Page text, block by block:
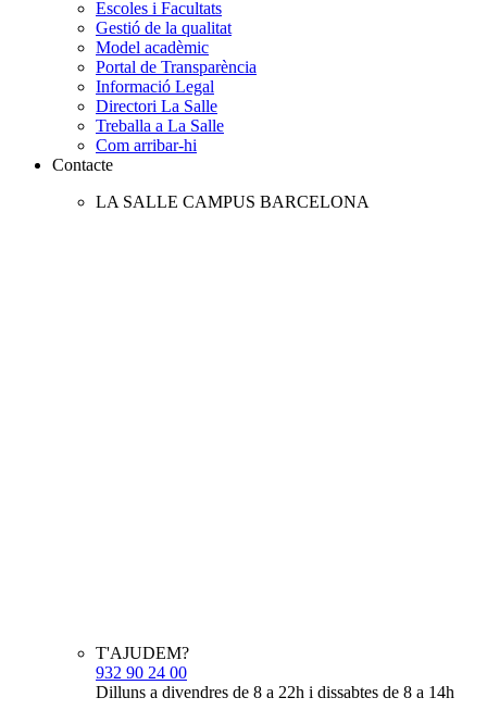
Escoles i Facultats
Gestió de la qualitat
Model acadèmic
Portal de Transparència
Informació Legal
Directori La Salle
Treballa a La Salle
Com arribar-hi
Contacte
LA SALLE CAMPUS BARCELONA
T'AJUDEM?
932 90 24 00
Dilluns a divendres de 8 a 22h i dissabtes de 8 a 14h